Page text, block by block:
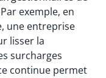
exemple, en
une entreprise
lisser la
surcharges
continue permet